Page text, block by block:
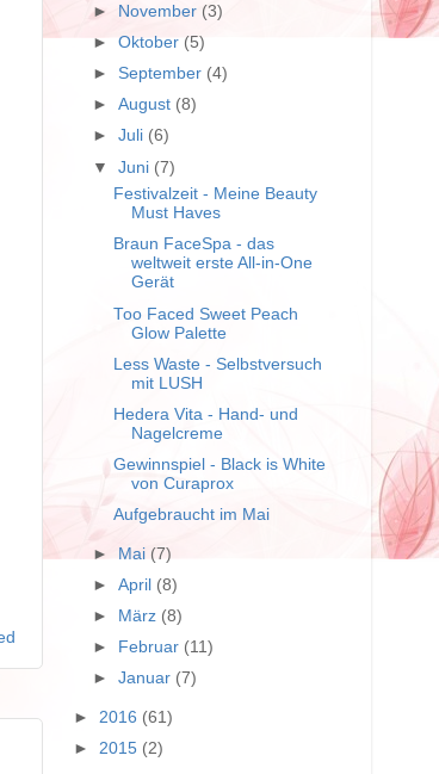
►
November (3)
►Oktober (5)
► September (4)
►August (8)
►Juli (6)
▼Juni (7)
Festivalzeit - Meine Beauty
Must Haves
Braun FaceSpa - das
weltweit erste All-in-One
Gerät
Too Faced Sweet Peach
Glow Palette
Less Waste - Selbstversuch
mit LUSH
Hedera Vita - Hand- und
Nagelcreme
Gewinnspiel - Black is White
von Curaprox
Aufgebraucht im Mai
► Mai (7)
►April (8)
►
März (8)
►
Februar (11)
►Januar (7)
► 2016 (61)
► 2015 (2)